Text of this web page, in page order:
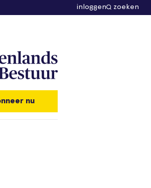
inloggen zoeken
nu